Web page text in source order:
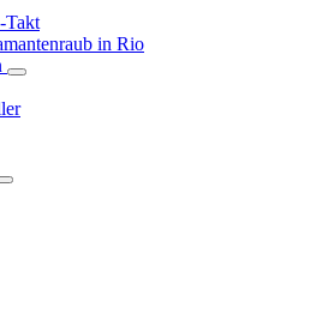
Takt
in Rio
Unternavigation
Giallo
Unternavigation